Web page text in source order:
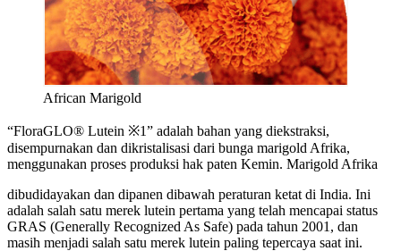
African Marigold
“FloraGLO® Lutein ※1” adalah bahan yang diekstraksi,
disempurnakan dan dikristalisasi dari bunga marigold Afrika,
menggunakan proses produksi hak paten Kemin. Marigold Afrika
dibudidayakan dan dipanen dibawah peraturan ketat di India. Ini
adalah salah satu merek lutein pertama yang telah mencapai status
GRAS (Generally Recognized As Safe) pada tahun 2001, dan
masih menjadi salah satu merek lutein paling tepercaya saat ini.